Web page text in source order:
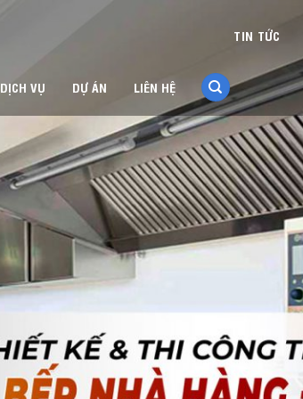
DỊCH VỤ DỰ ÁN LIÊN HỆ
TIN TỨC